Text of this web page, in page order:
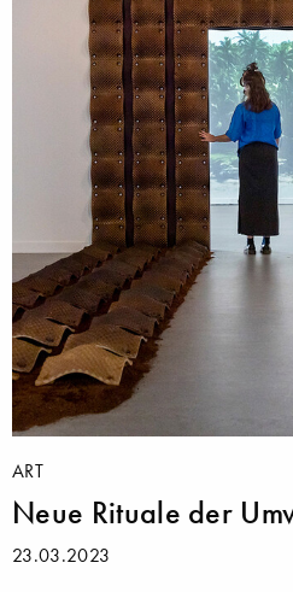
ART
Neue Rituale der
23.03.2023